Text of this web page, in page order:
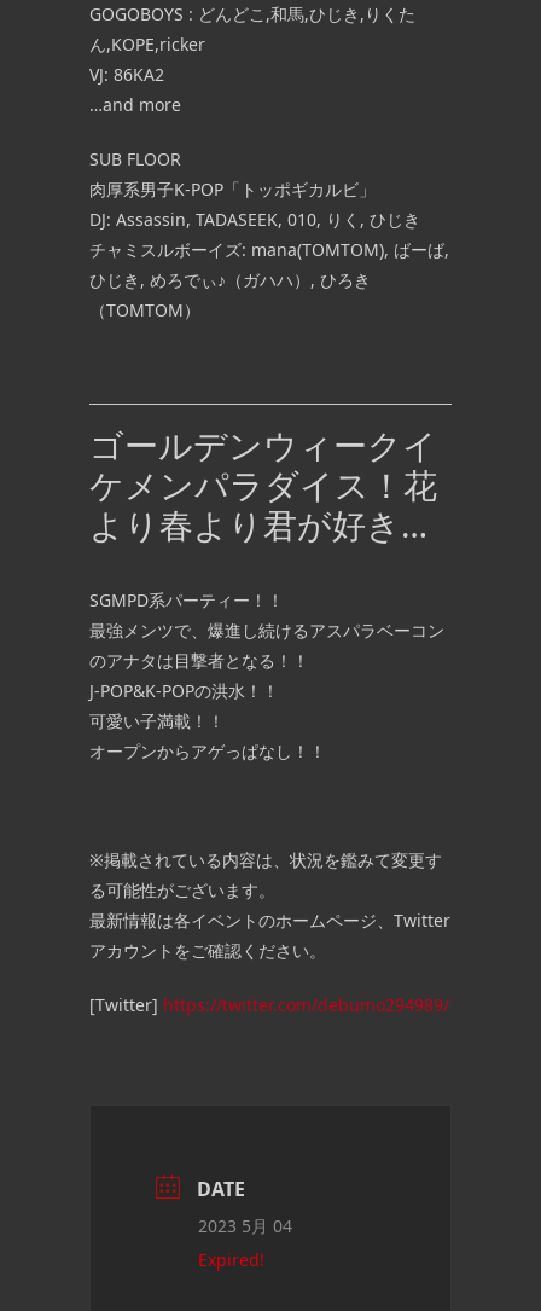
GOGOBOYS : どんどこ,和馬,ひじき,りくた
ん,KOPE,ricker
VJ: 86KA2
…and more
SUB FLOOR
肉厚系男子K-POP「トッポギカルビ」
DJ: Assassin, TADASEEK, 010, りく, ひじき
チャミスルボーイズ: mana(TOMTOM), ばーば,
ひじき, めろでぃ♪（ガハハ）, ひろき
（TOMTOM）
ゴールデンウィークイ
ケメンパラダイス！花
より春より君が好き…
SGMPD系パーティー！！
最強メンツで、爆進し続けるアスパラベーコン
のアナタは目撃者となる！！
J-POP&K-POPの洪水！！
可愛い子満載！！
オープンからアゲっぱなし！！
※掲載されている内容は、状況を鑑みて変更す
る可能性がございます。
最新情報は各イベントのホームページ、Twitter
アカウントをご確認ください。
[Twitter] https://twitter.com/debumo294989/
DATE
2023 5月 04
Expired!